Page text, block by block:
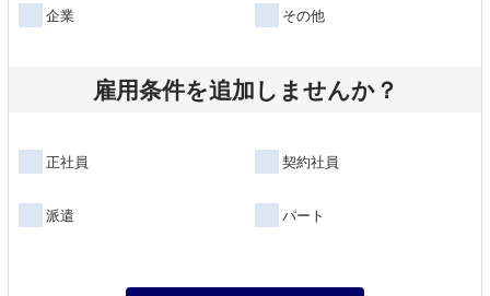
企業 その他
雇用条件を追加しませんか？
正社員 契約社員
派遣 パート